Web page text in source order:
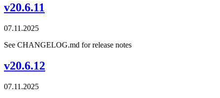
v20.6.11
07.11.2025
See CHANGELOG.md for release notes
v20.6.12
07.11.2025